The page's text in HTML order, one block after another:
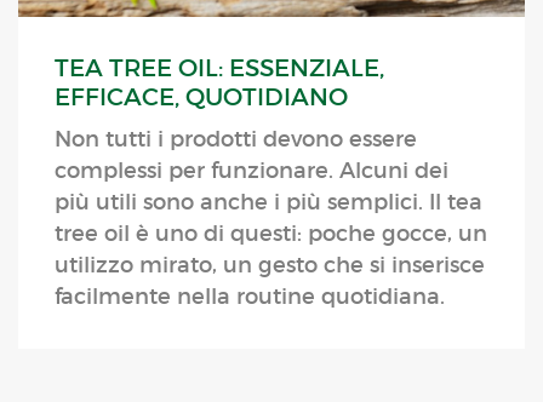
TEA TREE OIL: ESSENZIALE,
EFFICACE, QUOTIDIANO
Non tutti i prodotti devono essere
complessi per funzionare. Alcuni dei
più utili sono anche i più semplici. Il tea
tree oil è uno di questi: poche gocce, un
utilizzo mirato, un gesto che si inserisce
facilmente nella routine quotidiana.